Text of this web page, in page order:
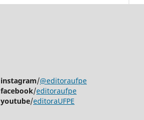
instagram/@editoraufpe
facebook/editoraufpe
youtube/editoraUFPE